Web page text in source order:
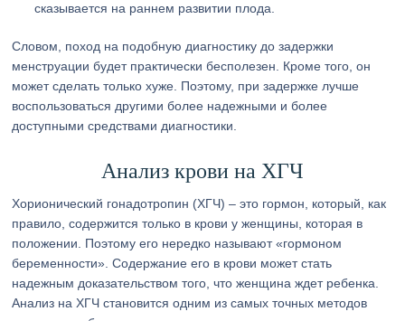
сказывается на раннем развитии плода.
Словом, поход на подобную диагностику до задержки
менструации будет практически бесполезен. Кроме того, он
может сделать только хуже. Поэтому, при задержке лучше
воспользоваться другими более надежными и более
доступными средствами диагностики.
Анализ крови на ХГЧ
Хорионический гонадотропин (ХГЧ) – это гормон, который, как
правило, содержится только в крови у женщины, которая в
положении. Поэтому его нередко называют «гормоном
беременности». Содержание его в крови может стать
надежным доказательством того, что женщина ждет ребенка.
Анализ на ХГЧ становится одним из самых точных методов